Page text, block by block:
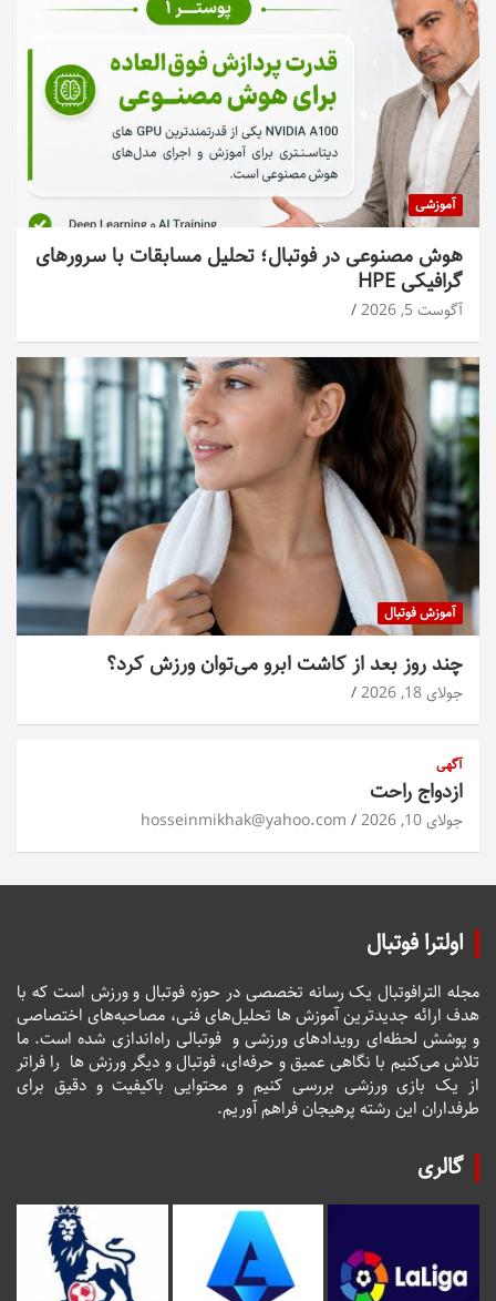
آموزشی
هوش مصنوعی در فوتبال؛ تحلیل مسابقات با سرورهای
گرافیکی HPE
آگوست 5, 2026
آموزش فوتبال
چند روز بعد از کاشت ابرو می‌توان ورزش کرد؟
جولای 18, 2026
آگهی
ازدواج راحت
جولای 10, 2026 hosseinmikhak@yahoo.com
اولترا فوتبال
مجله الترافوتبال یک رسانه تخصصی در حوزه فوتبال و ورزش است که با
هدف ارائه جدیدترین آموزش ها تحلیل‌های فنی، مصاحبه‌های اختصاصی
و پوشش لحظه‌ای رویدادهای ورزشی و فوتبالی راه‌اندازی شده است. ما
تلاش می‌کنیم با نگاهی عمیق و حرفه‌ای، فوتبال و دیگر ورزش ها را فراتر
از یک بازی ورزشی بررسی کنیم و محتوایی باکیفیت و دقیق برای
طرفداران این رشته پرهیجان فراهم آوریم.
گالری